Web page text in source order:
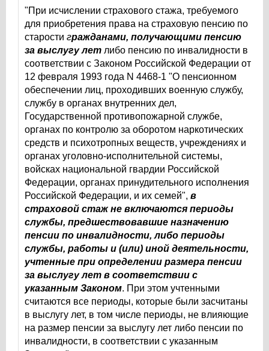
"При исчислении страхового стажа, требуемого
для приобретения права на страховую пенсию по
старости гражданами, получающими пенсию
за выслугу лет либо пенсию по инвалидности в
соответствии с Законом Российской Федерации от
12 февраля 1993 года N 4468-1 "О пенсионном
обеспечении лиц, проходивших военную службу,
службу в органах внутренних дел,
Государственной противопожарной службе,
органах по контролю за оборотом наркотических
средств и психотропных веществ, учреждениях и
органах уголовно-исполнительной системы,
войсках национальной гвардии Российской
Федерации, органах принудительного исполнения
Российской Федерации, и их семей", в
страховой стаж не включаются периоды
службы, предшествовавшие назначению
пенсии по инвалидности, либо периоды
службы, работы и (или) иной деятельности,
учтенные при определении размера пенсии
за выслугу лет в соответствии с
указанным Законом. При этом учтенными
считаются все периоды, которые были засчитаны
в выслугу лет, в том числе периоды, не влияющие
на размер пенсии за выслугу лет либо пенсии по
инвалидности, в соответствии с указанным